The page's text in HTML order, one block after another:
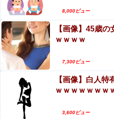
8,000ビュー
【画像】45歳
ｗｗｗｗ
7,300ビュー
【画像】白人特
ｗｗｗｗｗｗｗ
3,600ビュー